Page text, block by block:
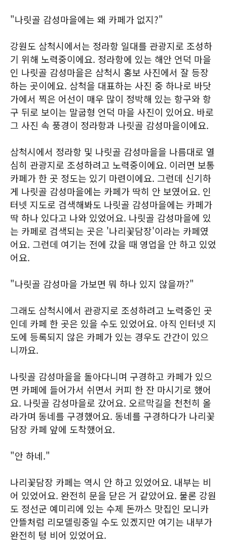
"나릿골 감성마을에는 왜 카페가 없지?"
강원도 삼척시에서는 정라항 일대를 관광지로 조성하
기 위해 노력중이에요. 정라항에 있는 해안 언덕 마을
인 나릿골 감성마을은 삼척시 홍보 사진에서 잘 등장
하는 곳이에요. 삼척을 대표하는 사진 중 하나로 바닷
가에서 찍은 어선이 매우 많이 정박해 있는 항구와 항
구 뒤로 보이는 말굽형 언덕 마을 사진이 있어요. 바로
그 사진 속 풍경이 정라항과 나릿골 감성마을이에요.
삼척시에서 정라항 및 나릿골 감성마을을 나름대로 열
심히 관광지로 조성하려고 노력중이에요. 이러면 보통
카페가 한 곳 정도는 있기 마련이에요. 그런데 신기하
게 나릿골 감성마을에는 카페가 딱히 안 보였어요. 인
터넷 지도로 검색해봐도 나릿골 감성마을에는 카페가
딱 하나 있다고 나와 있었어요. 나릿골 감성마을에 있
는 카페로 검색되는 곳은 '나리꽃담장'이라는 카페였
어요. 그런데 여기는 전에 갔을 때 영업을 안 하고 있었
어요.
"나릿골 감성마을 가보면 뭐 하나 있지 않을까?"
그래도 삼척시에서 관광지로 조성하려고 노력중인 곳
인데 카페 한 곳은 있을 수도 있었어요. 아직 인터넷 지
도에 등록되지 않은 카페가 있는 경우도 간간이 있으
니까요.
나릿골 감성마을을 돌아다니며 구경하고 카페가 있으
면 카페에 들어가서 쉬면서 커피 한 잔 마시기로 했어
요. 나릿골 감성마을로 갔어요. 오르막길을 천천히 올
라가며 동네를 구경했어요. 동네를 구경하다가 나리꽃
담장 카페 앞에 도착했어요.
"안 하네."
나리꽃담장 카페는 역시 안 하고 있었어요. 내부는 비
어 있었어요. 완전히 문을 닫은 거 같았어요. 물론 강원
도 정선군 예미리에 있는 수제 돈까스 맛집인 모니카
안뜰처럼 리모델링중일 수도 있겠지만 여기는 내부가
완전히 텅 비어 있었어요.